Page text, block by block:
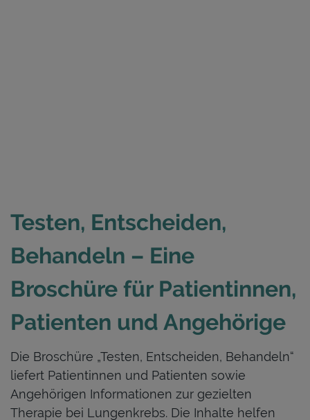
Testen, Entscheiden,
Behandeln – Eine
Broschüre für Patientinnen,
Patienten und Angehörige
Die Broschüre „Testen, Entscheiden, Behandeln“
liefert Patientinnen und Patienten sowie
Angehörigen Informationen zur gezielten
Therapie bei Lungenkrebs. Die Inhalte helfen